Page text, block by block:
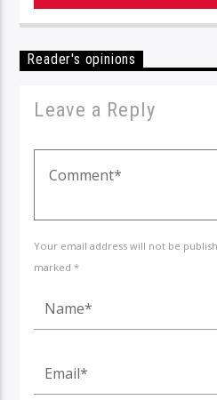
Reader's opinions
Leave a Reply
Your email address will not be
marked *